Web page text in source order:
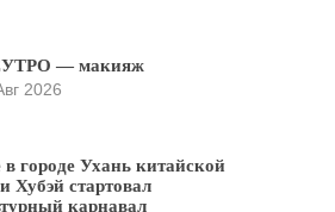
— макияж
2026
городе Ухань китайской
Хубэй стартовал
карнавал